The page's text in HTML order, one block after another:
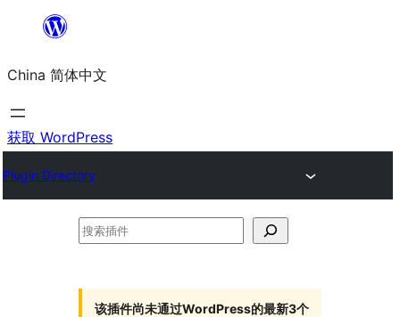
内
容
China 简体中文
获取 WordPress
Plugin Directory
搜
该插件尚未通过WordPress的最新3个